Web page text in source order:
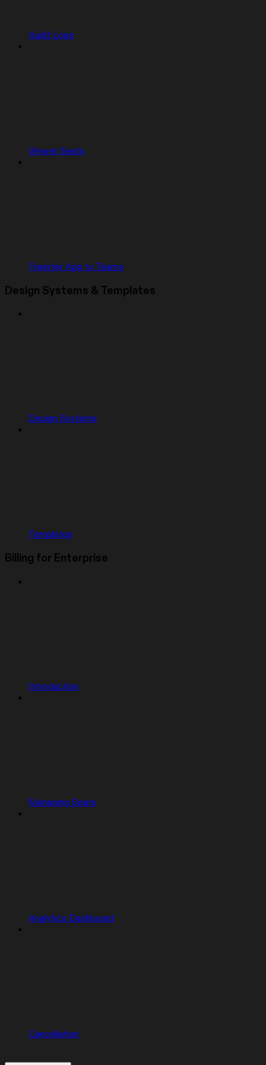
Audit Logs
Viewer Seats
Transfer App to Teams
Design Systems & Templates
Design Systems
Templates
Billing for Enterprise
Introduction
Managing Seats
Analytics Dashboard
Cancellation